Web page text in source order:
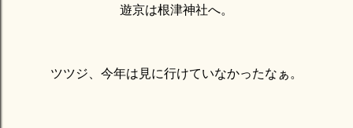
遊京は根津神社へ。
ツツジ、今年は見に行けていなかったなぁ。